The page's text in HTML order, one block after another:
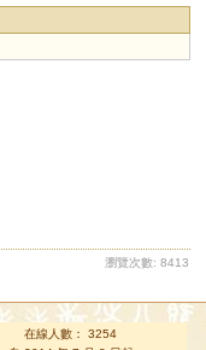
瀏覽次數: 8413
在線人數： 3254